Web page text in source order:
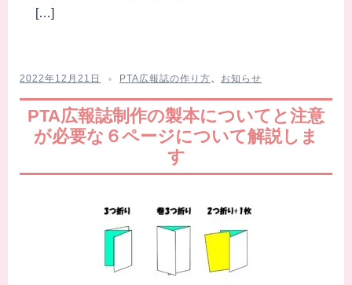
[…]
2022年12月21日 PTA広報誌の作り方、 お知らせ
PTA広報誌制作の製本についてと注意
が必要な６ページについて解説しま
す